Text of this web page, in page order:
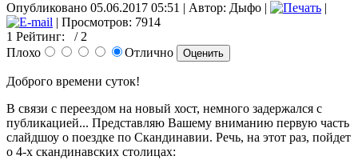
Опубликовано 05.06.2017 05:51 | Автор: Дыфо |
|
| Просмотров: 7914
1 Рейтинг:
/ 2
Плохо
Отлично
Доброго времени суток!
В связи с переездом на новый хост, немного задержался с
публикацией... Представляю Вашему вниманию первую часть
слайдшоу о поездке по Скандинавии. Речь, на этот раз, пойдет
о 4-х скандинавских столицах: